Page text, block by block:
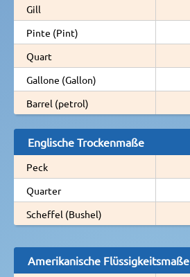
Gill
Pinte (Pint)
Quart
Gallone (Gallon)
Barrel (petrol)
Englische Trockenmaße
Peck
Quarter
Scheffel (Bushel)
Amerikanische Flüssigkeitsmaße